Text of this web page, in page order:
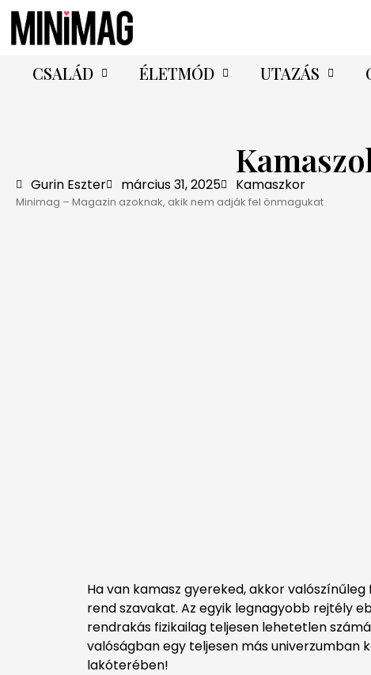
CSALÁD ÉLETMÓD UTAZÁS
Gurin Eszter március 31, 2025 Kamaszkor
Minimag – Magazin azoknak, akik nem adják fel önmagukat
Ha van kamasz gyereked, akkor
rend szavakat. Az egyik legnagyobb rejtély
rendrakás fizikailag teljesen lehetetlen
valóságban egy teljesen más univerzumban
lakóterében!